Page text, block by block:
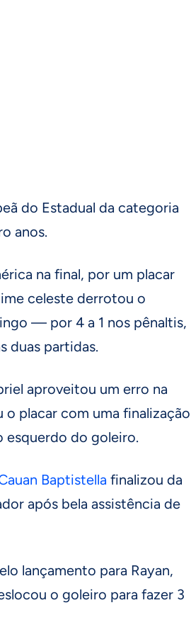
do Estadual da categoria
anos.
na final, por um placar
celeste derrotou o
— por 4 a 1 nos pênaltis,
duas partidas.
aproveitou um erro na
o placar com uma finalização
esquerdo do goleiro.
Baptistella finalizou da
após bela assistência de
lançamento para Rayan,
o goleiro para fazer 3